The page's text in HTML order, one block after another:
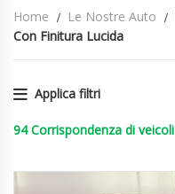
Home Le Nostre Auto
Con Finitura Lucida
Applica filtri
94 Corrispondenza di veicoli